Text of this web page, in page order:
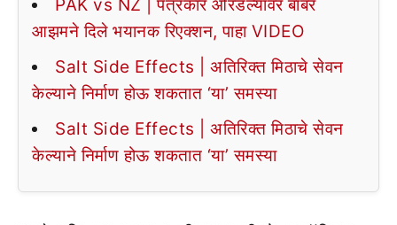
PAK vs NZ | पत्रकार ओरडल्यावर बाबर
आझमने दिले भयानक रिएक्शन, पाहा VIDEO
Salt Side Effects | अतिरिक्त मिठाचे सेवन
केल्याने निर्माण होऊ शकतात ‘या’ समस्या
Salt Side Effects | अतिरिक्त मिठाचे सेवन
केल्याने निर्माण होऊ शकतात ‘या’ समस्या